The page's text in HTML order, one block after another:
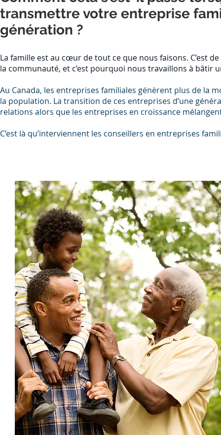
transmettre votre entreprise
génération ?
La famille est au cœur de tout ce que nous faisons. C’est
la communauté, et c’est pourquoi nous travaillons à bâtir
Au Canada, les entreprises familiales génèrent plus de la
la population. La transition de ces entreprises d’une
relations alors que les entreprises en croissance
C’est là qu’interviennent les conseillers en entreprises